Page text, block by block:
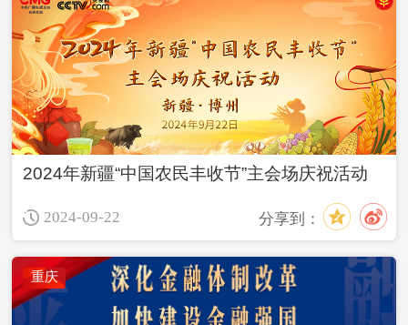
2024年新疆“中国农民丰收节”主会场庆祝活动
2024-09-22 分享到：
重庆